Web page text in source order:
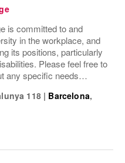
is committed to and
in the workplace, and
its positions, particularly
Please feel free to
any specific needs
suitable...
118 | Barcelona,